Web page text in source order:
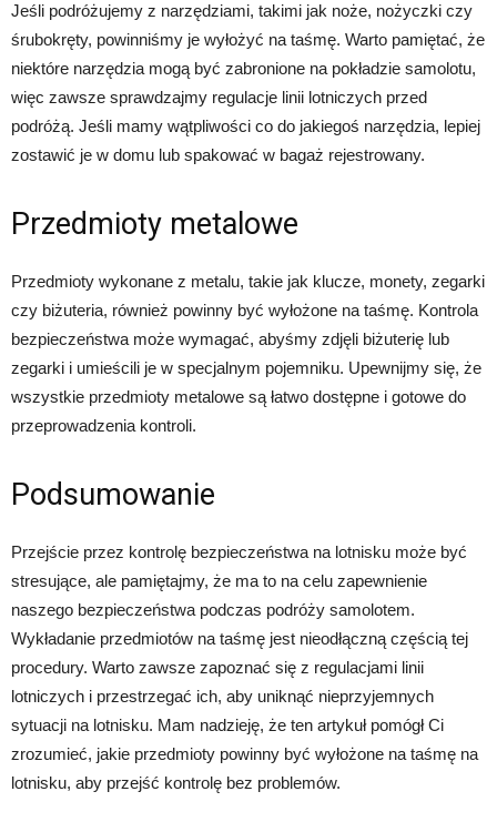
Jeśli podróżujemy z narzędziami, takimi jak noże, nożyczki czy
śrubokręty, powinniśmy je wyłożyć na taśmę. Warto pamiętać, że
niektóre narzędzia mogą być zabronione na pokładzie samolotu,
więc zawsze sprawdzajmy regulacje linii lotniczych przed
podróżą. Jeśli mamy wątpliwości co do jakiegoś narzędzia, lepiej
zostawić je w domu lub spakować w bagaż rejestrowany.
Przedmioty metalowe
Przedmioty wykonane z metalu, takie jak klucze, monety, zegarki
czy biżuteria, również powinny być wyłożone na taśmę. Kontrola
bezpieczeństwa może wymagać, abyśmy zdjęli biżuterię lub
zegarki i umieścili je w specjalnym pojemniku. Upewnijmy się, że
wszystkie przedmioty metalowe są łatwo dostępne i gotowe do
przeprowadzenia kontroli.
Podsumowanie
Przejście przez kontrolę bezpieczeństwa na lotnisku może być
stresujące, ale pamiętajmy, że ma to na celu zapewnienie
naszego bezpieczeństwa podczas podróży samolotem.
Wykładanie przedmiotów na taśmę jest nieodłączną częścią tej
procedury. Warto zawsze zapoznać się z regulacjami linii
lotniczych i przestrzegać ich, aby uniknąć nieprzyjemnych
sytuacji na lotnisku. Mam nadzieję, że ten artykuł pomógł Ci
zrozumieć, jakie przedmioty powinny być wyłożone na taśmę na
lotnisku, aby przejść kontrolę bez problemów.